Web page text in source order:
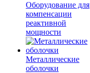
Оборудование для
компенсации
реактивной
мощности
Металлические
оболочки